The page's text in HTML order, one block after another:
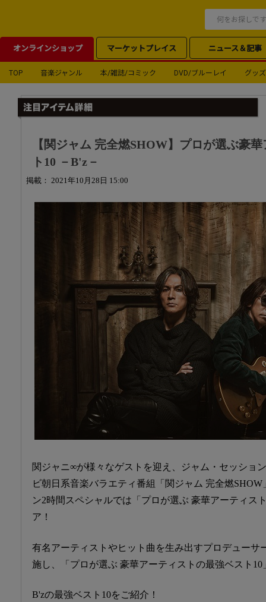
オンラインショップ マーケットプレイス ニュース＆記事
TOP 音楽ジャンル 本/雑誌/コミック DVD/ブルーレイ グッズ
【関ジャム 完全燃SHOW】プロが選ぶ豪
ト10 －B'z－
掲載： 2021年10月28日 15:00
関ジャニ∞が様々なゲストを迎え、ジャム・セッショ
ビ朝日系音楽バラエティ番組「関ジャム 完全燃
ン2時間スペシャルでは「プロが選ぶ 豪華アーティス
ア！
有名アーティストやヒット曲を生み出すプロデューサ
施し、「プロが選ぶ 豪華アーティストの最強ベスト10
B'zの最強ベスト10をご紹介！